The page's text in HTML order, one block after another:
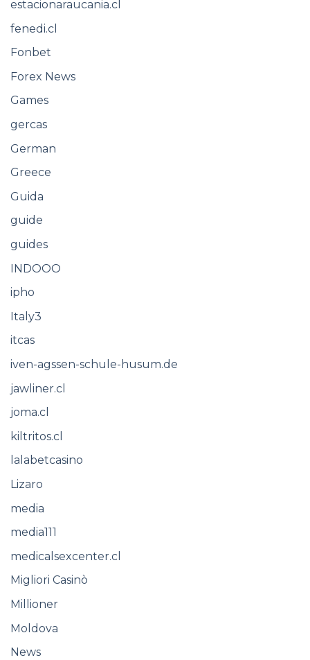
estacionaraucania.cl
fenedi.cl
Fonbet
Forex News
Games
gercas
German
Greece
Guida
guide
guides
INDOOO
ipho
Italy3
itcas
iven-agssen-schule-husum.de
jawliner.cl
joma.cl
kiltritos.cl
lalabetcasino
Lizaro
media
media111
medicalsexcenter.cl
Migliori Casinò
Millioner
Moldova
News